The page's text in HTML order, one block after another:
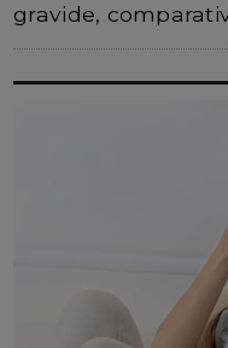
gravide,